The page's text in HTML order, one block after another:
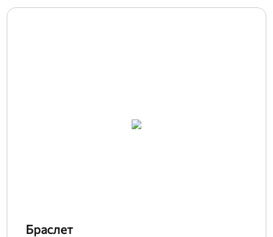
Браслет